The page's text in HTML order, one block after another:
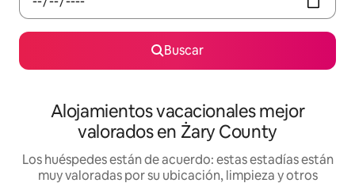
Buscar
Alojamientos vacacionales mejor
valorados en Żary County
Los huéspedes están de acuerdo: estas estadías están
muy valoradas por su ubicación, limpieza y otros